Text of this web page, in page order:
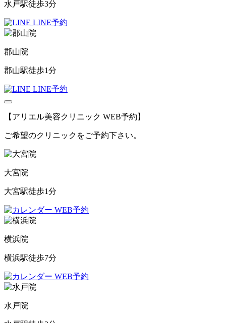
水戸駅徒歩3分
LINE予約
郡山院
郡山駅徒歩1分
LINE予約
【アリエル美容クリニック WEB予約】
ご希望のクリニックをご予約下さい。
大宮院
大宮駅徒歩1分
WEB予約
横浜院
横浜駅徒歩7分
WEB予約
水戸院